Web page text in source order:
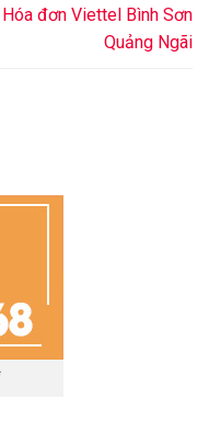
Hóa đơn Viettel Bình Sơn
Quảng Ngãi